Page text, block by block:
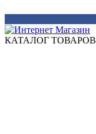
КАТАЛОГ ТОВАРОВ